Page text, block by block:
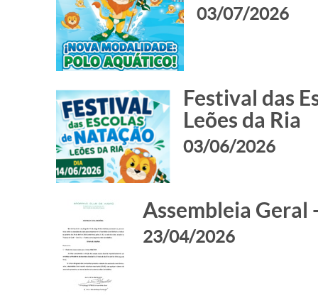
03/07/2026
Festival das
Leões da Ria
03/06/2026
Assembleia
23/04/2026